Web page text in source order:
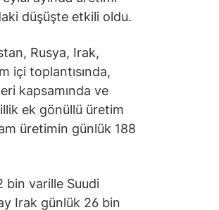
düşüşte etkili oldu.
Rusya, Irak,
içi toplantısında,
kapsamında ve
ek gönüllü üretim
üretimin günlük 188
bin varille Suudi
Irak günlük 26 bin